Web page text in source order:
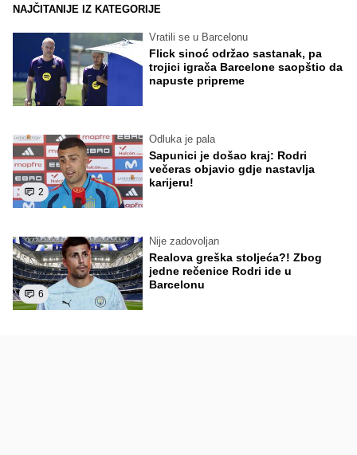
NAJČITANIJE IZ KATEGORIJE
Vratili se u Barcelonu
Flick sinoć održao sastanak, pa
trojici igrača Barcelone saopštio da
napuste pripreme
2
Odluka je pala
Sapunici je došao kraj: Rodri
večeras objavio gdje nastavlja
karijeru!
6
Nije zadovoljan
Realova greška stoljeća?! Zbog
jedne rečenice Rodri ide u
Barcelonu